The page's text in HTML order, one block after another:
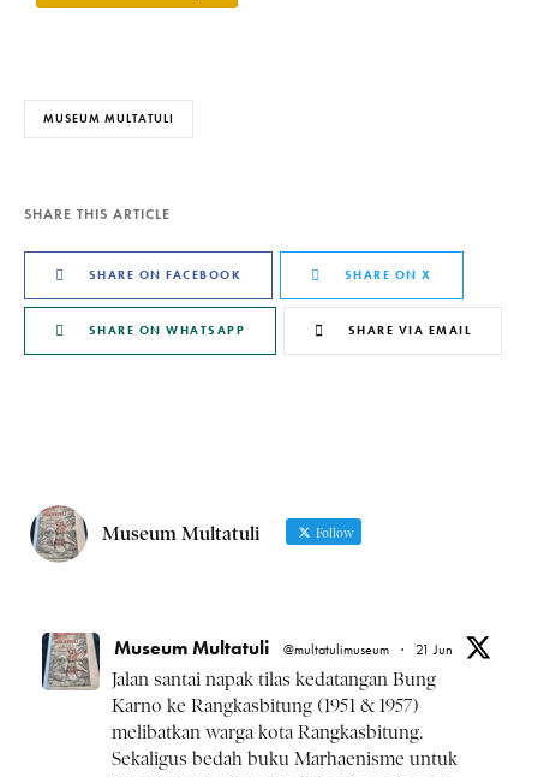
MUSEUM MULTATULI
SHARE THIS ARTICLE
SHARE ON FACEBOOK SHARE ON X
SHARE ON WHATSAPP SHARE VIA EMAIL
Museum Multatuli Follow
Museum Multatuli @multatulimuseum · 21 Jun
Jalan santai napak tilas kedatangan Bung
Karno ke Rangkasbitung (1951 & 1957)
melibatkan warga kota Rangkasbitung.
Sekaligus bedah buku Marhaenisme untuk